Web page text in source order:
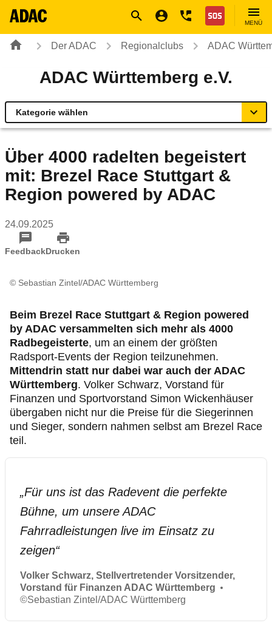
Nothilfe
MENÜ
Der ADAC Regionalclubs ADAC
ADAC Württemberg e.V.
Kategorie wählen
ADAC zu Mobilität und Verkehr
Verkehrssicherheitsprogramme
Meldestelle
Ethikkodex
Über 4000 radelten begeistert
mit: Brezel Race Stuttgart &
Region powered by ADAC
24.09.2025
FeedbackDrucken
© Sebastian Zintel/ADAC Württemberg
Beim Brezel Race Stuttgart & Region powered
by ADAC versammelten sich mehr als 4000
Radbegeisterte, um an einem der größten
Radsport-Events der Region teilzunehmen.
Mittendrin statt nur dabei war auch der ADAC
Württemberg. Volker Schwarz, Vorstand für
Finanzen und Sportvorstand Simon Wickenhäuser
übergaben nicht nur die Preise für die Siegerinnen
und Sieger, sondern nahmen selbst am Brezel Race
teil.
„Für uns ist das Radevent die perfekte
Bühne, um unsere ADAC
Fahrradleistungen live im Einsatz zu
zeigen“
Volker Schwarz, Stellvertretender Vorsitzender,
Vorstand für Finanzen ADAC Württemberg
©Sebastian Zintel/ADAC Württemberg